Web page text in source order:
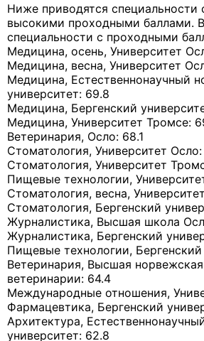
Ниже приводятся специальности
высокими проходными баллами.
специальности с проходными
Медицина, осень, Университет
Медицина, весна, Университет
Медицина, Естественнонаучный
университет: 69.8
Медицина, Бергенский
Медицина, Университет Тромсе:
Ветеринария, Осло: 68.1
Стоматология, Университет Осло:
Стоматология, Университет
Пищевые технологии,
Стоматология, весна,
Стоматология, Бергенский
Журналистика, Высшая школа
Журналистика, Бергенский
Пищевые технологии,
Ветеринария, Высшая
ветеринарии: 64.4
Международные отношения,
Фармацевтика, Бергенский
Архитектура,
университет: 62.8